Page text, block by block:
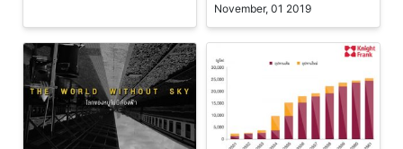
November, 01 2019